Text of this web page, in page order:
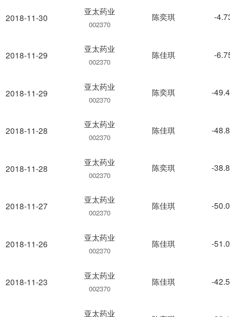
2018-11-30
2018-11-29
2018-11-29
2018-11-28
2018-11-28
2018-11-27
2018-11-26
2018-11-23
亚太药业
002370
陈奕琪 -
亚太药业
002370
陈佳琪 -
亚太药业
002370
陈奕琪 -
亚太药业
002370
陈佳琪 -
亚太药业
002370
陈奕琪 -
亚太药业
002370
陈佳琪 -
亚太药业
002370
陈佳琪 -
亚太药业
002370
陈佳琪 -
亚太药业